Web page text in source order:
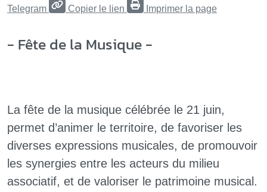
Telegram Copier le lien Imprimer la page
- Fête de la Musique -
La fête de la musique célébrée le 21 juin,
permet d’animer le territoire, de favoriser les
diverses expressions musicales, de promouvoir
les synergies entre les acteurs du milieu
associatif, et de valoriser le patrimoine musical.